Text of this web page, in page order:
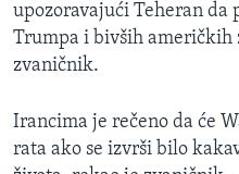
upozoravajući Teheran
Trumpa i bivših američkih
zvaničnik.
Irancima je rečeno da će
rata ako se izvrši bilo